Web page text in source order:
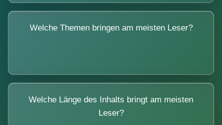
Welche Themen bringen am meisten Leser?
Welche Länge des Inhalts bringt am meisten
Leser?